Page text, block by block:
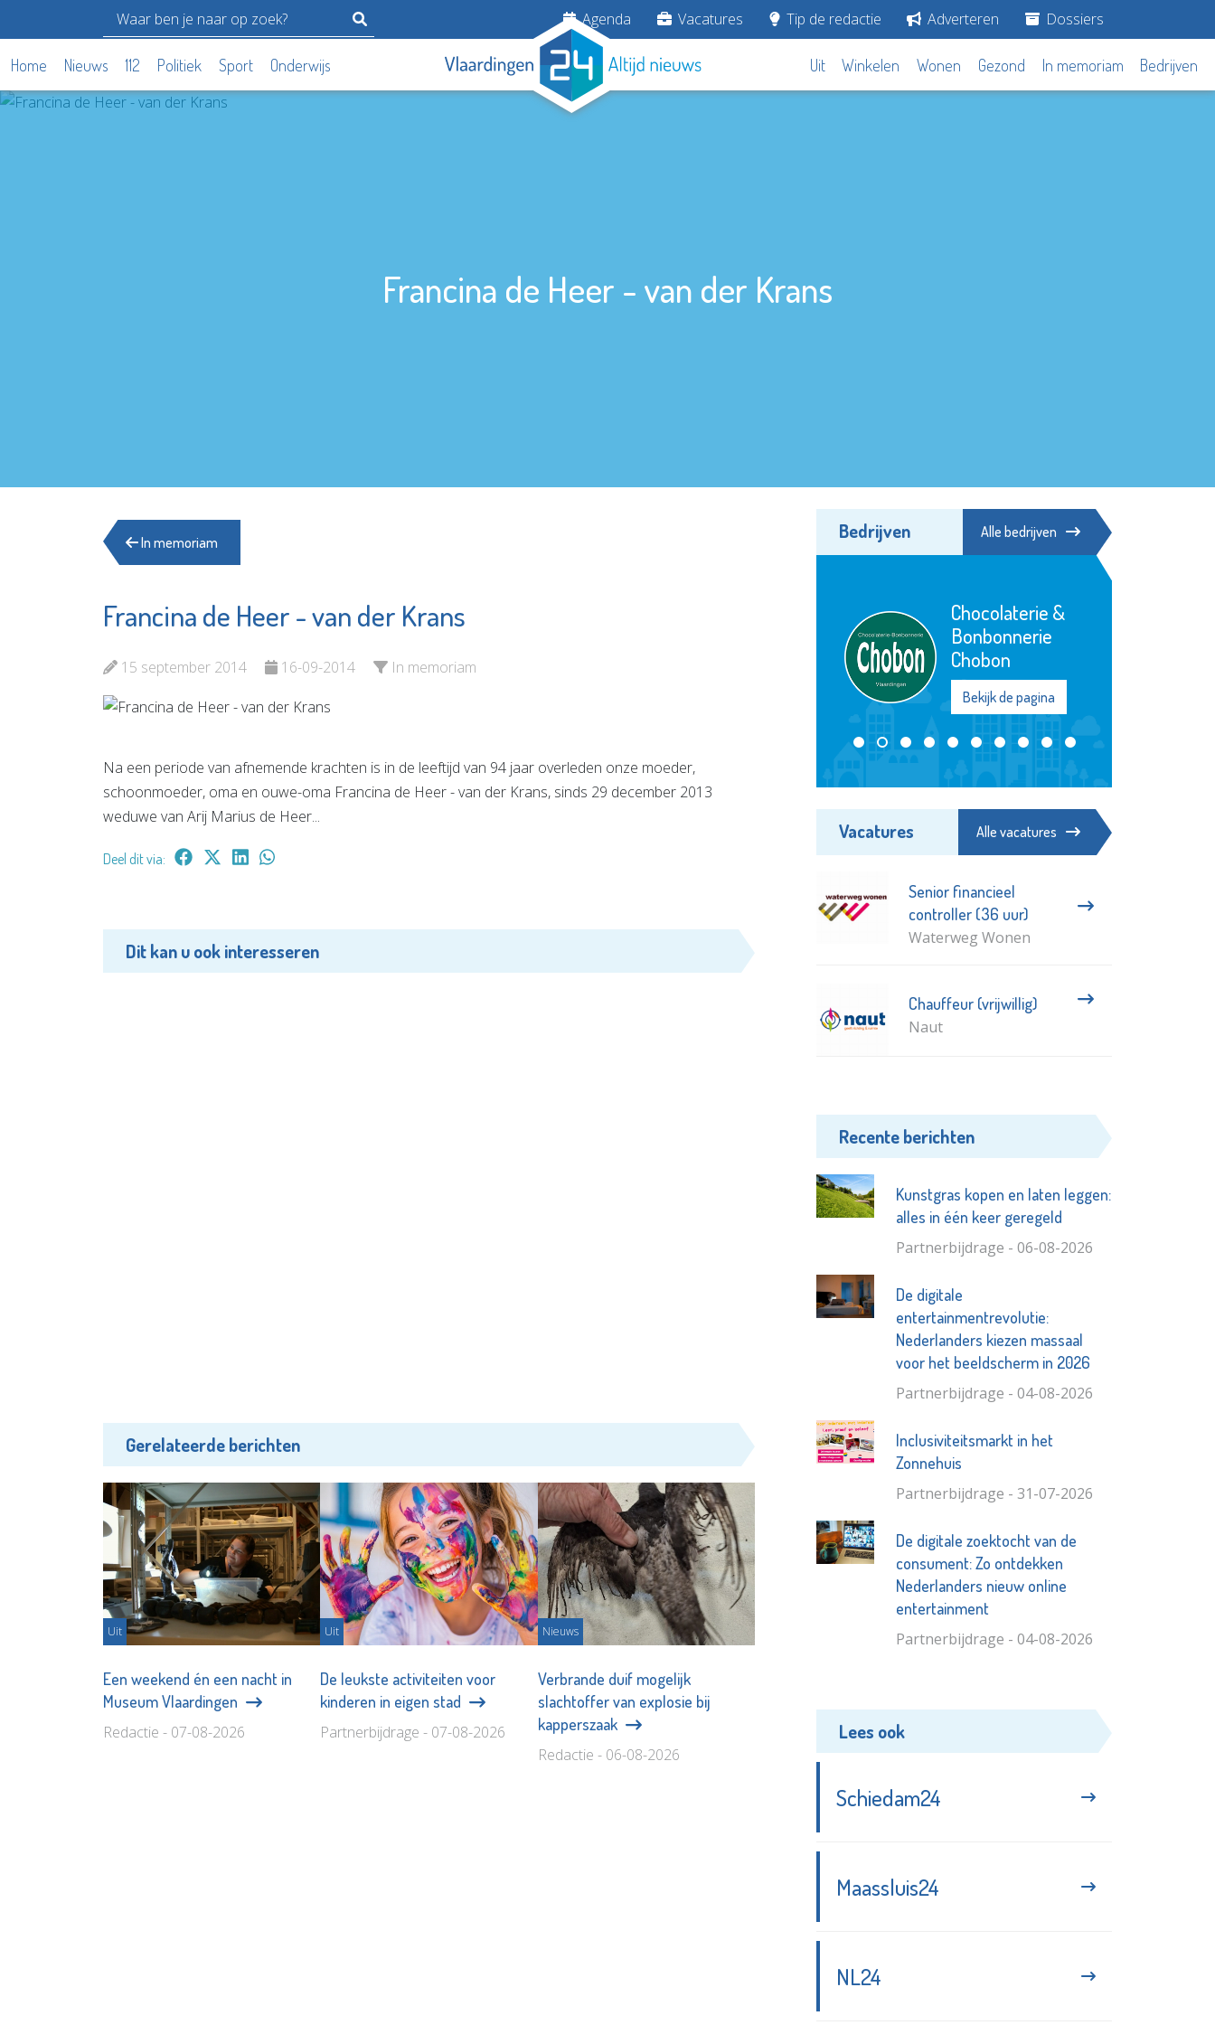
Agenda Vacatures Tip de redactie Adverteren Dossiers
Home Nieuws 112 Politiek Sport Onderwijs Uit Winkelen Wonen Gezond In memoriam Bedrijven
Francina de Heer - van der Krans
In memoriam
Francina de Heer - van der Krans
15 september 2014 16-09-2014 In memoriam
Na een periode van afnemende krachten is in de leeftijd van 94 jaar overleden onze moeder,
schoonmoeder, oma en ouwe-oma Francina de Heer - van der Krans, sinds 29 december 2013
weduwe van Arij Marius de Heer...
Deel dit via:
Dit kan u ook interesseren
Gerelateerde berichten
Uit
Een weekend én een nacht in
Museum Vlaardingen
Redactie - 07-08-2026
Uit
De leukste activiteiten voor
kinderen in eigen stad
Partnerbijdrage - 07-08-2026
Nieuws
Verbrande duif mogelijk
slachtoffer van explosie bij
kapperszaak
Redactie - 06-08-2026
Bedrijven Alle bedrijven
Fundament
Bekijk de pagina
Vlaardingse
Scholengroep
Chocolaterie &
Bonbonnerie
Chobon
Bekijk de pagina
Vacatures Alle vacatures
Senior financieel
controller (36 uur)
Waterweg Wonen
Chauffeur (vrijwillig)
Naut
Recente berichten
Kunstgras kopen en laten leggen:
alles in één keer geregeld
Partnerbijdrage - 06-08-2026
De digitale
entertainmentrevolutie:
Nederlanders kiezen massaal
voor het beeldscherm in 2026
Partnerbijdrage - 04-08-2026
Inclusiviteitsmarkt in het
Zonnehuis
Partnerbijdrage - 31-07-2026
De digitale zoektocht van de
consument: Zo ontdekken
Nederlanders nieuw online
entertainment
Partnerbijdrage - 04-08-2026
Lees ook
Schiedam24
Maassluis24
NL24